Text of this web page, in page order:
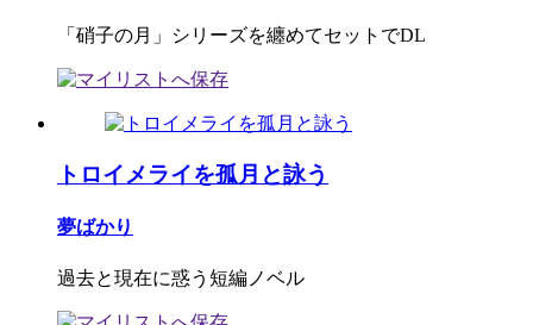
「硝子の月」シリーズを纏めてセットでDL
トロイメライを孤月と詠う
夢ばかり
過去と現在に惑う短編ノベル